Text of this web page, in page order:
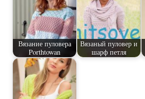
Вязание пуловера
Porthtowan
Вязаный пуловер и
шарф петля